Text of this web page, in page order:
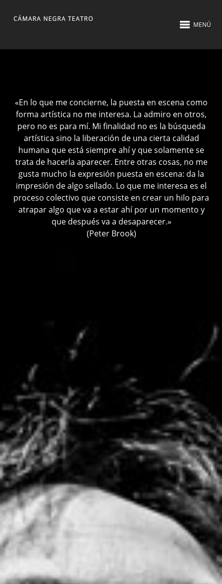
«En lo que me concierne, la puesta en escena como
forma artística no me interesa. La admiro en otros,
pero no es para mí. Mi finalidad no es la búsqueda
artística sino la liberación de una cierta calidad
humana que está siempre ahí y que solamente se
trata de hacerla aparecer. Entre otras cosas, no me
gusta mucho la expresión puesta en escena: da la
impresión de algo sellado. Lo que me interesa es el
proceso colectivo que consiste en crear un hilo para
atrapar algo que va a estar ahí por un momento y
que después va a desaparecer.»
(Peter Brook)
MENÚ